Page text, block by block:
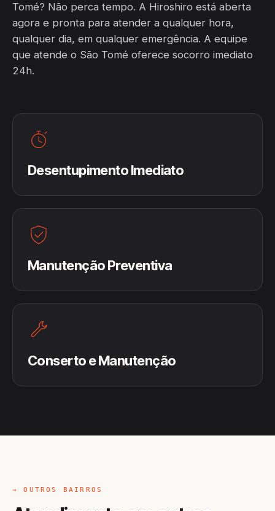
Tomé? Não perca tempo. A Hiroshiro está aberta
agora e pronta para atender a qualquer hora,
qualquer dia, em qualquer emergência. A equipe
que atende o São Tomé oferece socorro imediato
24h.
Desentupimento Imediato
Manutenção Preventiva
Conserto e Manutenção
→ OUTROS BAIRROS